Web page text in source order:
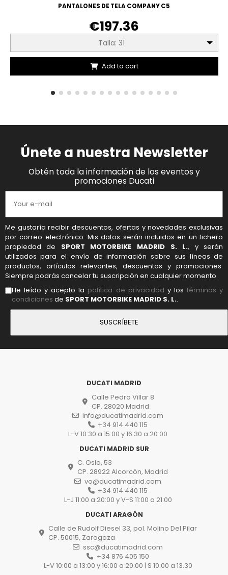
PANTALONES DE TELA COMPANY C5
€197.36
Talla: 31
Add to cart
Únete a nuestra Newsletter
Obtén toda la información de los eventos y
promociones Ducati
Me gustaría recibir descuentos, ofertas y novedades exclusivas
por correo electrónico. Mis datos serán incluidos en un fichero
propiedad de SPORT MOTORBIKE MADRID S. L., y serán
utilizados para el envío de información sobre sus líneas de
productos, artículos relevantes, descuentos y promociones.
Siempre podrás cancelar tu suscripción en cualquier momento.
He leído y acepto la política de privacidad y lostérminos y
condiciones de SPORT MOTORBIKE MADRID S. L..
DUCATI MADRID
Calle Pedro Villar 8
CP. 28020 Madrid
info@ducatimadrid.com
+34 914 440 115
L-V 10:30 a 15:00 y 16:30 a 20:00
DUCATI MADRID SUR
C. Oslo, 53
CP. 28922 Alcorcón, Madrid
vo@ducatimadrid.com
+34 914 440 115
L-J 11:00 a 20:00 y V-S 11:00 a 21:00
DUCATI ARAGÓN
Calle de Rudolf Diesel 33, pol. Molino Del Pilar
CP. 50015, Zaragoza
ssc@ducatimadrid.com
+34 876 405 150
L-V 10:00 a 13:00 y 16:00 a 20:00 | S 10:00 a 13.30